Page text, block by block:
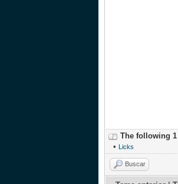
The following
• Licks
Buscar